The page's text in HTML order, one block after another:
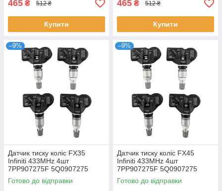
465 ₴ 512 ₴
Купити
465 ₴ 512 ₴
Купити
–9%
Датчик тиску коліс FX35
Infiniti 433MHz 4шт
7PP907275F 5Q0907275
5Q0907275B 4D0907275
36106877937 36236781847
Готово до відправки
–9%
Датчик тиску коліс FX45
Infiniti 433MHz 4шт
7PP907275F 5Q0907275
5Q0907275B 4D0907275
36106877937 36236781847
Готово до відправки